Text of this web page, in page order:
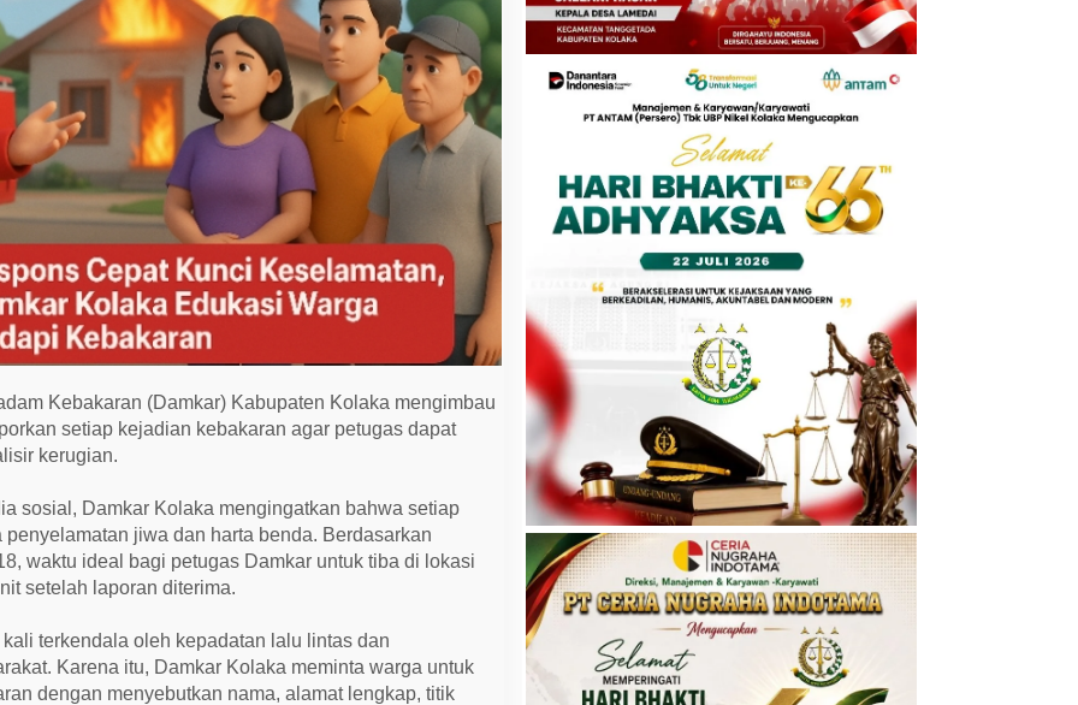
Kebakaran (Damkar) Kabupaten Kolaka mengimbau
setiap kejadian kebakaran agar petugas dapat
kerugian.
sosial, Damkar Kolaka mengingatkan bahwa setiap
jiwa dan harta benda. Berdasarkan
waktu ideal bagi petugas Damkar untuk tiba di lokasi
setelah laporan diterima.
terkendala oleh kepadatan lalu lintas dan
Karena itu, Damkar Kolaka meminta warga untuk
dengan menyebutkan nama, alamat lengkap, titik